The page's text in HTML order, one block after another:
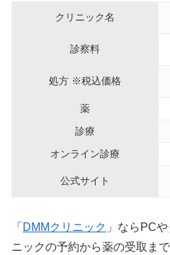
クリニック名
診察料
処方 ※税込価格
薬
診療
オンライン診療
公式サイト
「 DMMクリニック 」ならPC
ニックの予約から薬の受取ま